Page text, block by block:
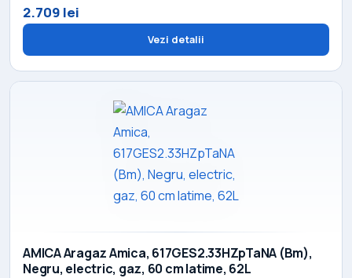
2.709 lei
Vezi detalii
AMICA Aragaz Amica, 617GES2.33HZpTaNA (Bm),
Negru, electric, gaz, 60 cm latime, 62L